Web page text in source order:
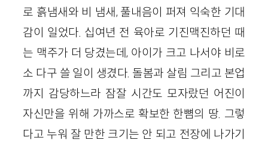
로 흙냄새와 비 냄새, 풀내음이 퍼져 익숙한 기대
감이 일었다. 십여년 전 육아로 기진맥진하던 때
는 맥주가 더 당겼는데, 아이가 크고 나서야 비로
소 다구 쓸 일이 생겼다. 돌봄과 살림 그리고 본업
까지 감당하느라 잠잘 시간도 모자랐던 어진이
자신만을 위해 가까스로 확보한 한뼘의 땅. 그렇
다고 누워 잘 만한 크기는 안 되고 전장에 나가기